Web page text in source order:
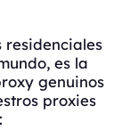
residenciales
es la
genuinos
proxies